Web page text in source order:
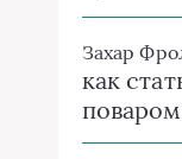
Захар
как